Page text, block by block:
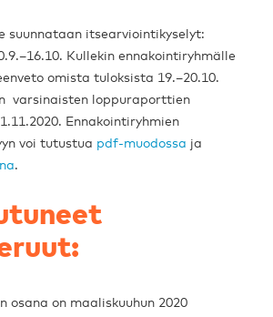
suunnataan itsearviointikyselyt:
Kullekin ennakointiryhmälle
omista tuloksista 19.–20.10.
varsinaisten loppuraporttien
Ennakointiryhmien
voi tutustua pdf-muodossa ja
.
osana on maaliskuuhun 2020